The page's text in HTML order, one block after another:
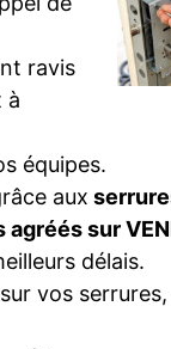
ravis
à
équipes.
aux
sur
délais.
vos